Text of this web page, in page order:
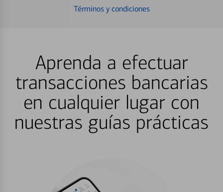
Términos y condiciones
Aprenda a efectuar
transacciones bancarias
en cualquier lugar con
nuestras guías prácticas